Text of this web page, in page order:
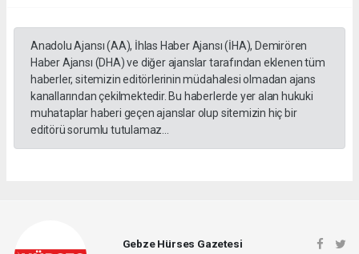
Anadolu Ajansı (AA), İhlas Haber Ajansı (İHA), Demirören
Haber Ajansı (DHA) ve diğer ajanslar tarafından eklenen tüm
haberler, sitemizin editörlerinin müdahalesi olmadan ajans
kanallarından çekilmektedir. Bu haberlerde yer alan hukuki
muhataplar haberi geçen ajanslar olup sitemizin hiç bir
editörü sorumlu tutulamaz...
Gebze Hürses Gazetesi